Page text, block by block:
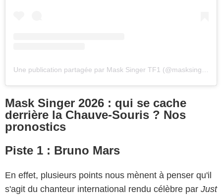
Une publication partagée par Mask Singer TF1 (@masksinger_tf1)
Mask Singer 2026 : qui se cache
derrière la Chauve-Souris ? Nos
pronostics
Piste 1 : Bruno Mars
En effet, plusieurs points nous mènent à penser qu'il
s'agit du chanteur international rendu célèbre par Just